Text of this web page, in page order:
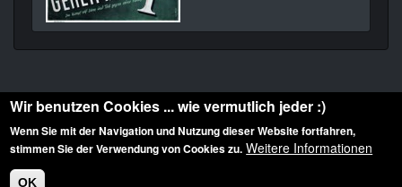
Diese Website ist urheberrechtlich geschützt: © 2010-2026 der Film Noir de. Alle
Rechte vorbehalten.
Wir benutzen Cookies ... wie vermutlich jeder :)
Wenn Sie mit der Navigation und Nutzung dieser Website fortfahren,
stimmen Sie der Verwendung von Cookies zu. Weitere Informationen
OK